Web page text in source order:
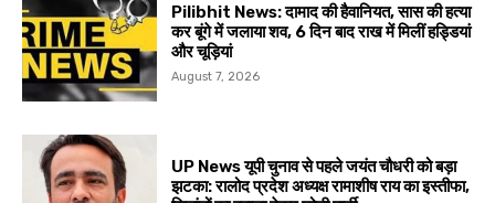
Pilibhit News: दामाद की हैवानियत, सास की हत्या
कर बूंगे में जलाया शव, 6 दिन बाद राख में मिलीं हड्डियां
और चूड़ियां
August 7, 2026
UP News यूपी चुनाव से पहले जयंत चौधरी को बड़ा
झटका: रालोद प्रदेश अध्यक्ष रामाशीष राय का इस्तीफा,